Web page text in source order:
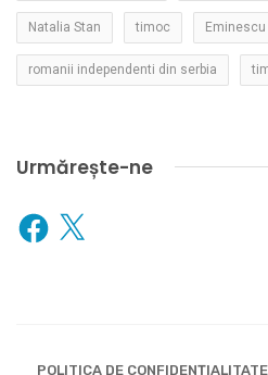
Natalia Stan timoc Eminescu
romanii independenti din serbia
Urmărește-ne
Facebook
X
POLITICA DE CONFIDENȚIALITATE